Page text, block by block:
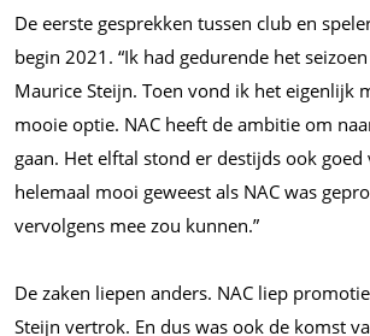
De eerste gesprekken tussen club en
begin 2021. “Ik had gedurende het
Maurice Steijn. Toen vond ik het eigenlijk
mooie optie. NAC heeft de ambitie om
gaan. Het elftal stond er destijds ook
helemaal mooi geweest als NAC was
vervolgens mee zou kunnen.”
De zaken liepen anders. NAC liep
Steijn vertrok. En dus was ook de komst